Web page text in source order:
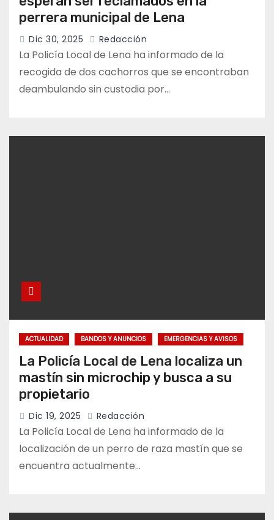
perrera municipal de Lena
Dic 30, 2025 Redacción
La Policía Local de Lena ha informado de la
recogida de dos cachorros que se encontraban
deambulando sin custodia por…
ACTUALIDAD BANDOS Y ANUNCIOS EMERGENCIAS Y AVISOS
La Policía Local de Lena localiza un
mastín sin microchip y busca a su
propietario
Dic 19, 2025 Redacción
La Policía Local de Lena ha informado de la
localización de un perro de raza mastín que se
encuentra actualmente…